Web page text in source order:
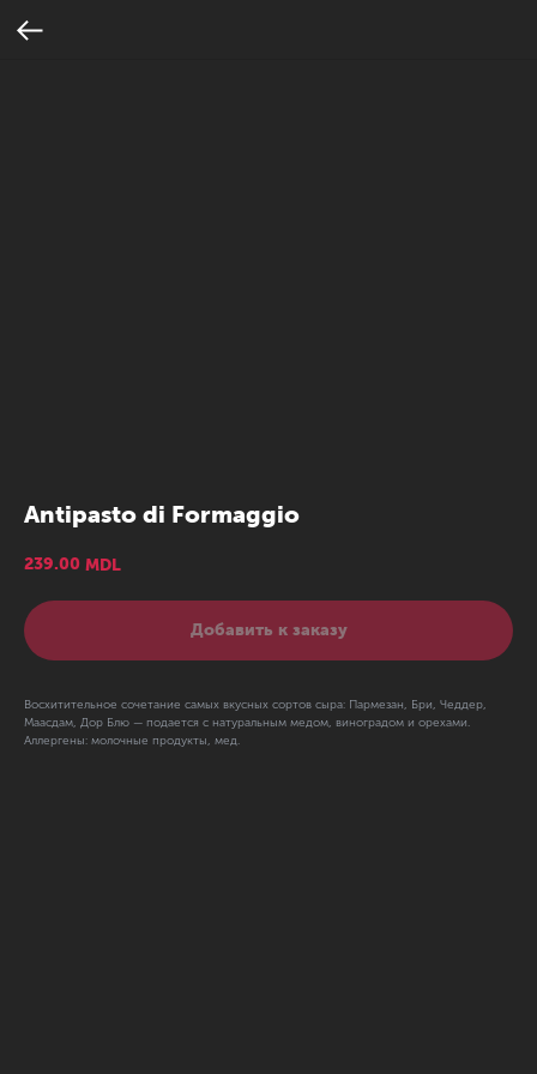
Antipasto di Formaggio
239.00 MDL
Добавить к заказу
Восхитительное сочетание самых вкусных сортов сыра: Пармезан, Бри, Чеддер,
Маасдам, Дор Блю — подается с натуральным медом, виноградом и орехами.
Аллергены: молочные продукты, мед.